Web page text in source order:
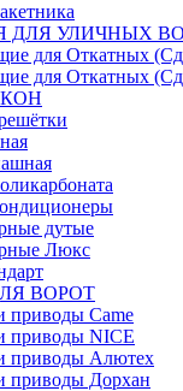
ДЛЯ УЛИЧНЫХ
для Откатных
для Откатных
дутые
Люкс
ВОРОТ
приводы Came
приводы NICE
приводы Алютех
приводы Дорхан